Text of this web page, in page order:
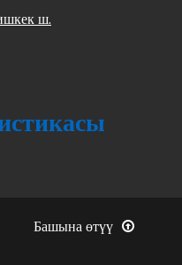
ш.
Башына өтүү